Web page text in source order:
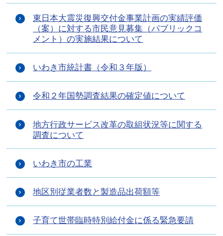
東日本大震災復興交付金事業計画の実績評価
（案）に対する市民意見募集（パブリックコ
メント）の実施結果について
いわき市統計書（令和３年版）
令和２年国勢調査結果の確定値について
地方行政サービス改革の取組状況等に関する
調査について
いわき市の工業
地区別従業者数と製造品出荷額等
子育て世帯臨時特別給付金に係る緊急要請